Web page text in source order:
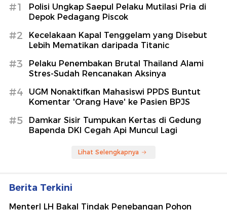
#1
Polisi Ungkap Saepul Pelaku Mutilasi Pria di
Depok Pedagang Piscok
#2
Kecelakaan Kapal Tenggelam yang Disebut
Lebih Mematikan daripada Titanic
#3
Pelaku Penembakan Brutal Thailand Alami
Stres-Sudah Rencanakan Aksinya
#4
UGM Nonaktifkan Mahasiswi PPDS Buntut
Komentar 'Orang Have' ke Pasien BPJS
#5
Damkar Sisir Tumpukan Kertas di Gedung
Bapenda DKI Cegah Api Muncul Lagi
Lihat Selengkapnya
Berita Terkini
MenterI LH Bakal Tindak Penebangan Pohon